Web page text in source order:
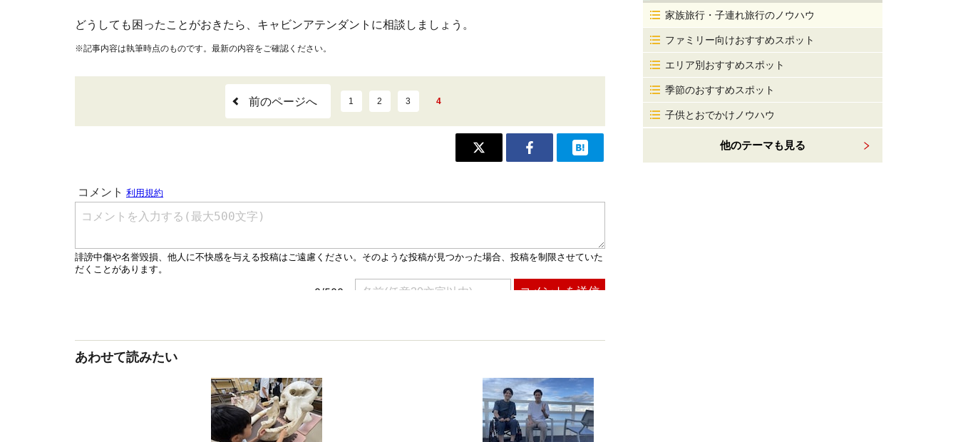
どうしても困ったことがおきたら、キャビンアテンダントに相談しましょう。
※記事内容は執筆時点のものです。最新の内容をご確認ください。
前のページへ 1 2 3 4
あわせて読みたい
家族旅行・子連れ旅行のノウハウ
ファミリー向けおすすめスポット
エリア別おすすめスポット
季節のおすすめスポット
子供とおでかけノウハウ
他のテーマも見る